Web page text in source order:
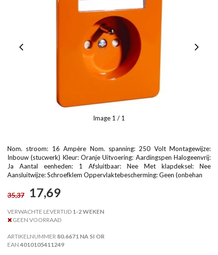
Image 1 / 1
Nom. stroom: 16 Ampère Nom. spanning: 250 Volt Montagewijze:
Inbouw (stucwerk) Kleur: Oranje Uitvoering: Aardingspen Halogeenvrij:
Ja Aantal eenheden: 1 Afsluitbaar: Nee Met klapdeksel: Nee
Aansluitwijze: Schroefklem Oppervlaktebescherming: Geen (onbehan
35,37 17,69
VERWACHTE LEVERTIJD 1-2 WEKEN
GEEN VOORRAAD
ARTIKELNUMMER 80.6671 NA SI OR
EAN 4010105411249